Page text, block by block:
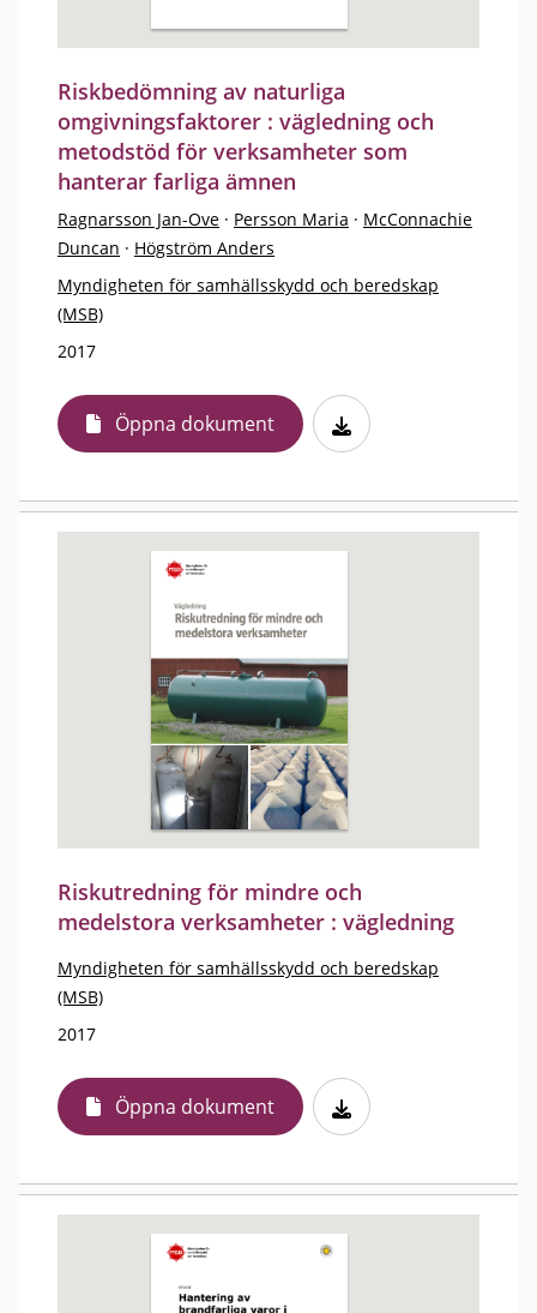
Riskbedömning av naturliga
omgivningsfaktorer : vägledning och
metodstöd för verksamheter som
hanterar farliga ämnen
Ragnarsson Jan-Ove · Persson Maria · McConnachie
Duncan · Högström Anders
Myndigheten för samhällsskydd och beredskap
(MSB)
2017
Öppna dokument
Riskutredning för mindre och
medelstora verksamheter : vägledning
Myndigheten för samhällsskydd och beredskap
(MSB)
2017
Öppna dokument